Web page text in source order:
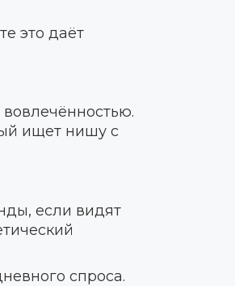
это даёт
ищет нишу с
если видят
спроса.